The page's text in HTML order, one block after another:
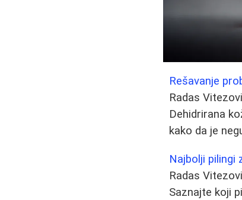
Rešavanje
Radas
Dehidrirana
kako da je
Najbolji pilingi
Radas
Saznajte koji